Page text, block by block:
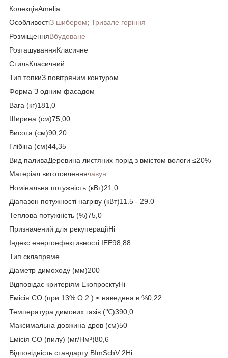
КолекціяAmelia
ОсобливостіЗ шибером; Тривале горіння
РозміщенняВбудоване
РозташуванняКласичне
СтильКласичний
Тип топкиЗ повітряним контуром
Форма З одним фасадом
Вага (кг)181,0
Ширина (см)75,00
Висота (см)90,20
Глібіна (см)44,35
Вид паливаДеревина листяних порід з вмістом вологи ≤20%
Матеріал виготовленнячавун
Номінальна потужність (кВт)21,0
Діапазон потужності нагріву (кВт)11.5 - 29.0
Теплова потужність (%)75,0
Призначений для рекупераціїНі
Індекс енергоефективності ІЕЕ98,88
Тип склапряме
Діаметр димоходу (мм)200
Відповідає критеріям ЕкопроєктуНі
Емісія CO (при 13% O 2 ) ≤ наведена в %0,22
Температура димових газів (℃)390,0
Максимальна довжина дров (см)50
Емісія CO (пилу) (мг/Нм³)80,6
Відповідність стандарту BImSchV 2Ні